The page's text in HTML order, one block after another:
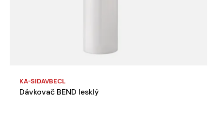
KA-SIDAVBECL
Dávkovač BEND lesklý